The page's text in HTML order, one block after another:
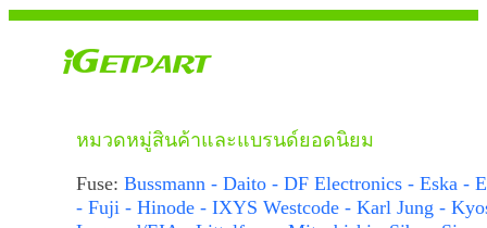
หมวดหมู่สินค้าและแบรนด์ยอดนิยม
Fuse: Bussmann - Daito - DF Electronics - Eska -
- Fuji - Hinode - IXYS Westcode - Karl Jung -